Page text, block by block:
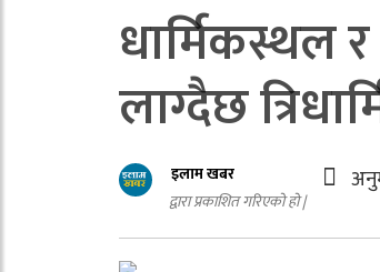
धार्मिकस्थल र
लाग्दैछ
इलाम खबर
द्वारा प्रकाशित गरिएको हो |